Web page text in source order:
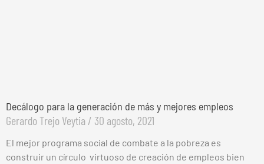
Decálogo para la generación de más y mejores empleos
Gerardo Trejo Veytia 30 agosto, 2021
El mejor programa social de combate a la pobreza es
construir un círculo virtuoso de creación de empleos bien